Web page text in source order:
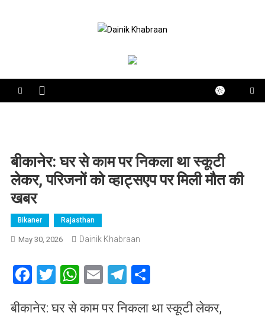
Dainik Khabraan
बीकानेर: घर से काम पर निकला था स्कूटी
लेकर, परिजनों को व्हाट्सएप पर मिली मौत की
खबर
Bikaner Rajasthan
May 30, 2026 Dainik Khabraan
Facebook
Twitter
WhatsApp
EmailTelegram
Share
बीकानेर: घर से काम पर निकला था स्कूटी लेकर,